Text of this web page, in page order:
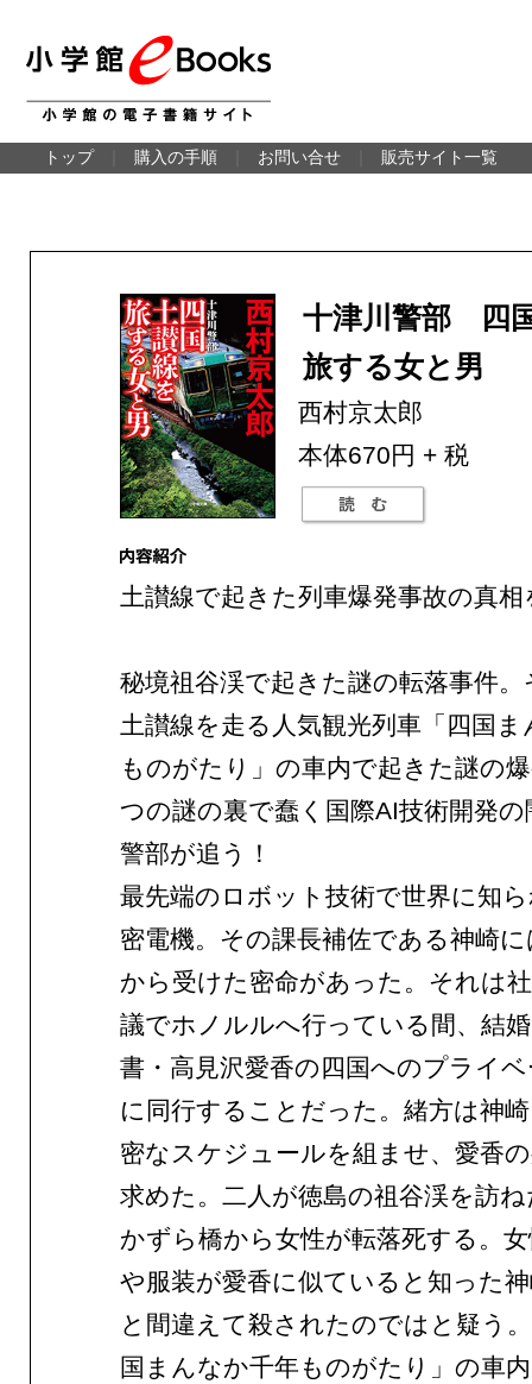
トップ 購入の手順 お問い合せ 販売サイト一覧
十津川警部 四
旅する女と男
西村京太郎
本体670円 + 税
土讃線で起きた列車爆発事故の真相
秘境祖谷渓で起きた謎の転落事件
土讃線を走る人気観光列車「四国
ものがたり」の車内で起きた謎の
つの謎の裏で蠢く国際AI技術開発の
警部が追う！
最先端のロボット技術で世界に知
密電機。その課長補佐である神崎
から受けた密命があった。それは
議でホノルルへ行っている間、結
書・高見沢愛香の四国へのプライ
に同行することだった。緒方は神
密なスケジュールを組ませ、愛香
求めた。二人が徳島の祖谷渓を訪
かずら橋から女性が転落死する。
や服装が愛香に似ていると知った
と間違えて殺されたのではと疑う
国まんなか千年ものがたり」の車